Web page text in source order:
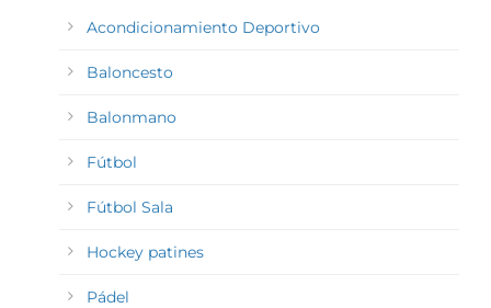
Acondicionamiento Deportivo
Baloncesto
Balonmano
Fútbol
Fútbol Sala
Hockey patines
Pádel